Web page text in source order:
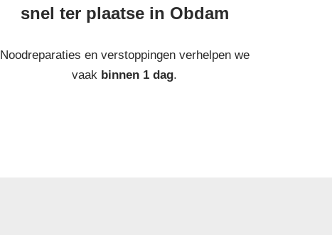
snel ter plaatse in Obdam
Noodreparaties en verstoppingen verhelpen we
vaak binnen 1 dag.